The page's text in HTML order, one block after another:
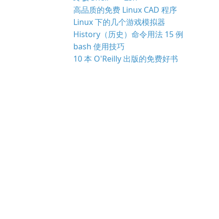
高品质的免费 Linux CAD 程序
Linux 下的几个游戏模拟器
History（历史）命令用法 15 例
bash 使用技巧
10 本 O'Reilly 出版的免费好书